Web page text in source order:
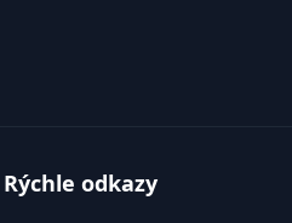
Rýchle odkazy